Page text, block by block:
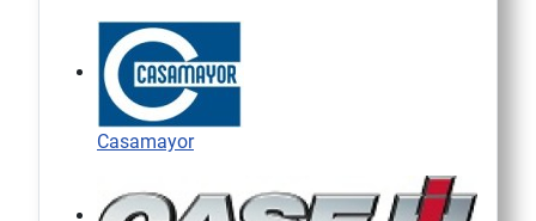
Casamayor